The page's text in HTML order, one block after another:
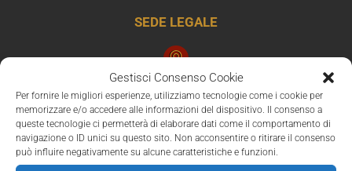
Gestisci Consenso Cookie
Per fornire le migliori esperienze, utilizziamo tecnologie come i cookie per
memorizzare e/o accedere alle informazioni del dispositivo. Il consenso a
queste tecnologie ci permetterà di elaborare dati come il comportamento di
navigazione o ID unici su questo sito. Non acconsentire o ritirare il consenso
può influire negativamente su alcune caratteristiche e funzioni.
SEDE LEGALE
Via Socrate 4 20900, Monza (MB)
SEDE OPERATIVA
Via Giuseppe Verdi N 30 – 20092 Cinisello Balsamo